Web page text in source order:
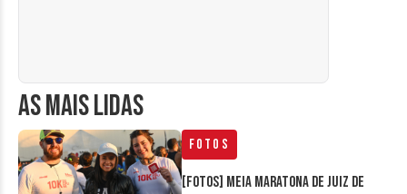
AS MAIS LIDAS
Fotos
[FOTOS] Meia Maratona de Juiz de